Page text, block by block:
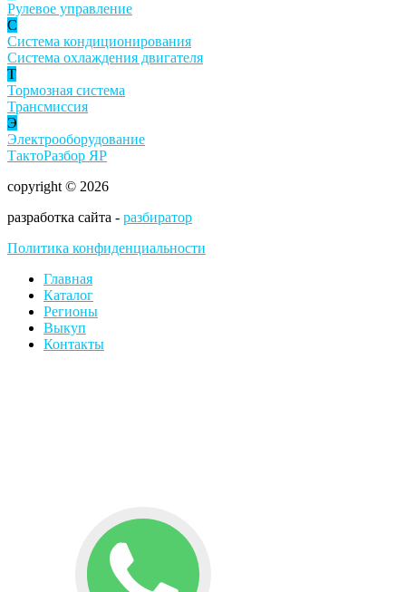
Рулевое управление
С
Система кондиционирования
Система охлаждения двигателя
Т
Тормозная система
Трансмиссия
Э
Электрооборудование
ТактоРазбор ЯР
copyright © 2026
разработка сайта - разбиратор
Политика конфиденциальности
Главная
Каталог
Регионы
Выкуп
Контакты